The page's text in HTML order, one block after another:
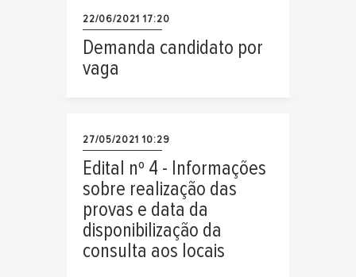
22/06/2021 17:20
Demanda candidato por
vaga
27/05/2021 10:29
Edital nº 4 - Informações
sobre realização das
provas e data da
disponibilização da
consulta aos locais